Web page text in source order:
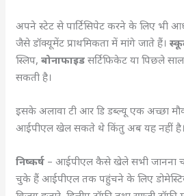
अपने स्टेट से पार्टिसिपेट करने के लिए भी
जैसे डॉक्यूमेंट प्राथमिकता में मांगे जाते हैं।
स्लिप,बोनाफाइडसर्टिफिकेट या पिछले
सकती है।
इसके अलावा टी आर डि डब्ल्यू एक अच्छा
आईपीएल खेल सकते थे किंतु अब यह नहीं है।
निष्कर्ष – आईपीएल कैसे खेले सभी जानना
चुके हैं आईपीएल तक पहुंचने के लिए